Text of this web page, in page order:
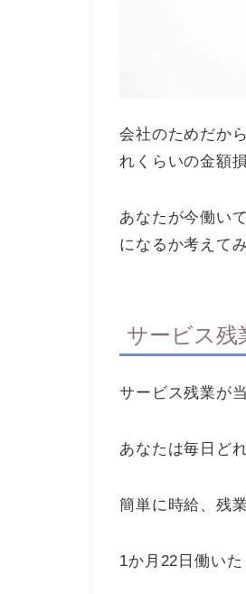
会社のためだか
れくらいの金額
あなたが今働い
になるか考えて
サービス
サービス残業が
あなたは毎日ど
簡単に時給、残
1か月22日働いた